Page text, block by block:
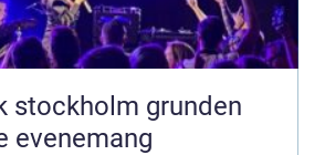
grunden
evenemang